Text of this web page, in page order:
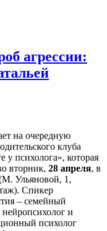
агрессии:
на очередную
клуба
у психолога», которая
вторник, 28 апреля, в
Ульяновой, 1,
Спикер
– семейный
нейропсихолог и
психолог